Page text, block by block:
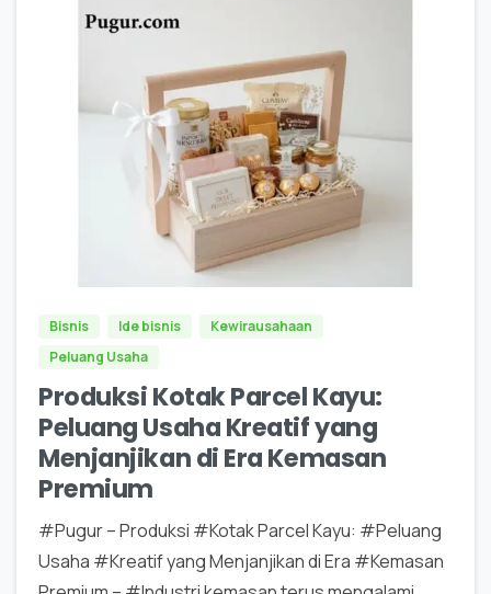
Bisnis Ide bisnis
Kewirausahaan
Peluang Usaha
Produksi Kotak Parcel Kayu:
Peluang Usaha Kreatif yang
Menjanjikan di Era Kemasan
Premium
#Pugur – Produksi #Kotak Parcel Kayu: #Peluang
Usaha #Kreatif yang Menjanjikan di Era #Kemasan